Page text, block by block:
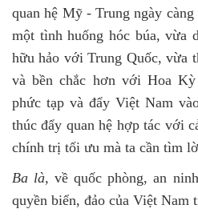
quan hệ Mỹ - Trung ngày
một tình huống hóc búa, vừa
hữu hảo với Trung Quốc, vừa
và bền chắc hơn với Hoa
phức tạp và đẩy Việt Nam
thúc đẩy quan hệ hợp tác với
chính trị tối ưu mà ta cần tìm
Ba là,về quốc phòng, an
quyền biển, đảo của Việt Nam